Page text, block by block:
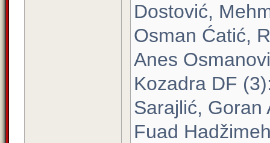
Dostović,
Osman Ćatić,
Anes
Kozadra DF
Sarajlić, Goran
Fuad